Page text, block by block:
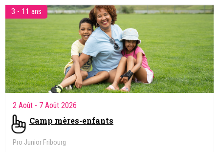
3 - 11 ans
2 Août - 7 Août 2026
Camp mères-enfants
Pro Junior Fribourg